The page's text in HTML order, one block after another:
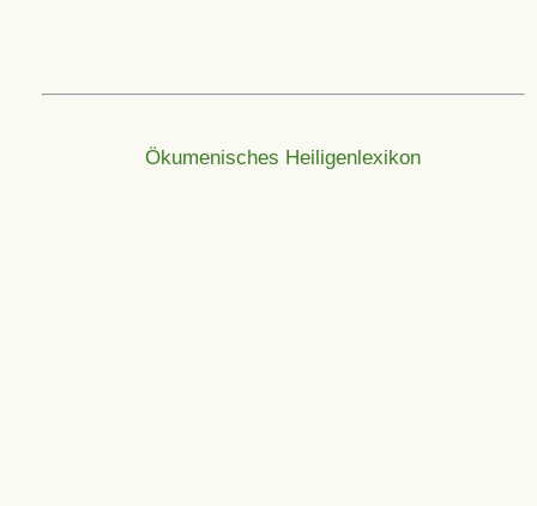
Ökumenisches Heiligenlexikon